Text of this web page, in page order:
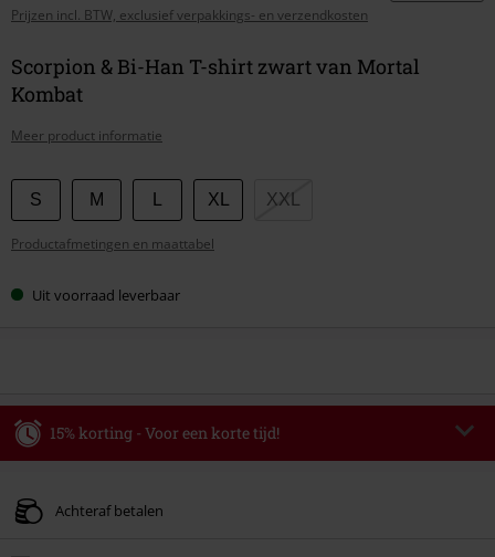
Prijzen incl. BTW, exclusief verpakkings- en verzendkosten
Scorpion & Bi-Han T-shirt zwart van Mortal
Kombat
Meer product informatie
Kies
je
maat
S M XL XXL
Productafmetingen en maattabel
Uit voorraad leverbaar
15% korting - Voor een korte tijd!
Geldig t/m 09-08-2026
Achteraf betalen